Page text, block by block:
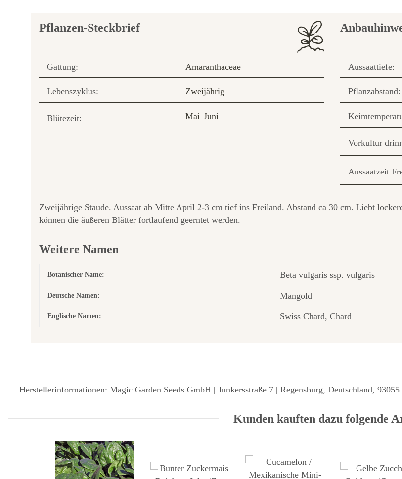
Pflanzen-Steckbrief
Gattung: Amaranthaceae
Lebenszyklus: Zweijährig
Blütezeit: Mai Juni
Aussaattiefe:
Pflanzabstand:
Vorkultur
Aussaatzeit
Zweijährige Staude. Aussaat ab Mitte April 2-3 cm tief ins Freiland. Abstand ca 30 cm. Liebt
können die äußeren Blätter fortlaufend geerntet werden.
Weitere Namen
Botanischer Name: Beta vulgaris ssp. vulgaris
Deutsche Namen: Mangold
Englische Namen: Swiss Chard, Chard
Herstellerinformationen: Magic Garden Seeds GmbH | Junkersstraße 7 | Regensburg, Deutschland,
Kunden kauften dazu folgende